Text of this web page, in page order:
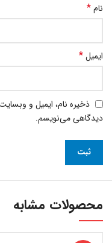
نام*
ایمیل*
ذخیره نام، ایمیل و
دیدگاهی می‌نویسم.
محصولات مشابه